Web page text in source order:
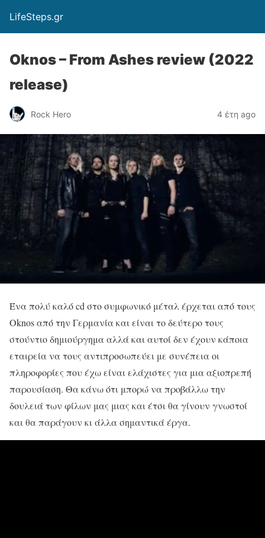
LifeSteps.gr
Oknos – From Ashes review (2022
release)
Rock Hero 4 έτη ago
Ένα πολύ καλό cd στο συμφωνικό μέταλ έρχεται από τους
Oknos από την Γερμανία και είναι το δεύτερο τους
στούντιο δημιούργημα αλλά και αυτοί δεν έχουν κάποια
εταιρεία να τους αντιπροσωπεύει με συνέπεια οι
πληροφορίες που έχω είναι ελάχιστες για μια αξιοπρεπή
παρουσίαση. Θα κάνω ότι μπορώ να προβάλλω την
δουλειά των φίλων μας μιας και έτσι θα γίνουν γνωστοί
και θα παράγουν κι άλλα σημαντικά έργα.